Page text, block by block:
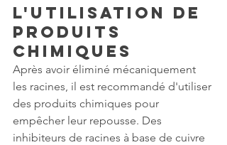
L'utilisation de
produits
chimiques
Après avoir éliminé mécaniquement
les racines, il est recommandé d'utiliser
des produits chimiques pour
empêcher leur repousse. Des
inhibiteurs de racines à base de cuivre